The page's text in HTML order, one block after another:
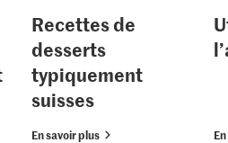
Recettes de
desserts
typiquement
suisses
En savoir plus